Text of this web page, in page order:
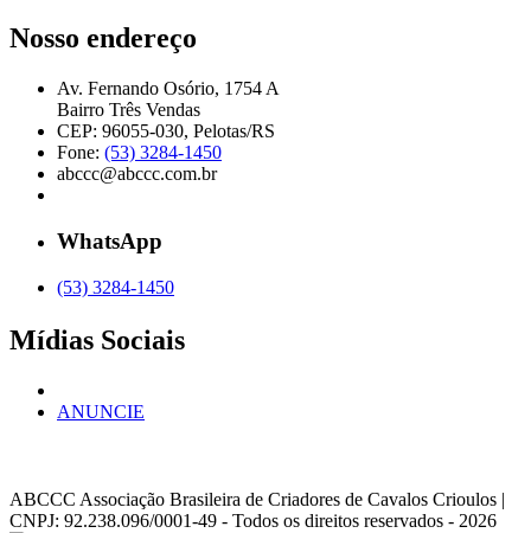
Nosso endereço
Av. Fernando Osório, 1754 A
Bairro Três Vendas
CEP: 96055-030, Pelotas/RS
Fone: (53) 3284-1450
abccc@abccc.com.br
WhatsApp
(53) 3284-1450
Mídias Sociais
ANUNCIE
ABCCC Associação Brasileira de Criadores de Cavalos Crioulos |
CNPJ: 92.238.096/0001-49 - Todos os direitos reservados - 2026